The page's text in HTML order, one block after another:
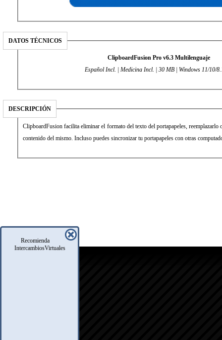
Recomienda
IntercambiosVirtuales
DATOS TÉCNICOS
ClipboardFusion Pro v6.3 Multilenguaje
Español Incl. | Medicina Incl. | 30 MB | Windows 11/10/
DESCRIPCIÓN
ClipboardFusion facilita eliminar el formato del texto del portapapeles, reemplazarlo
contenido del mismo. Incluso puedes sincronizar tu portapapeles con otras